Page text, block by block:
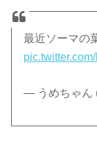
最近ソーマの
— うめちゃん